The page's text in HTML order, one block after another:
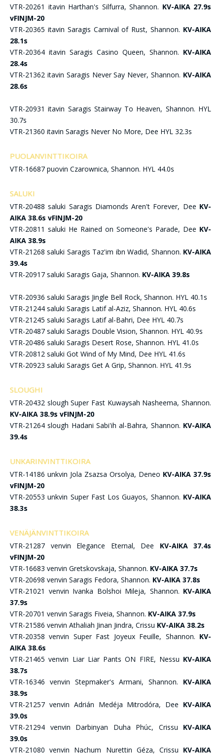
VTR-20261 itavin Harthan's Silfurra, Shannon. KV-AIKA 27.9s
vFINJM-20
VTR-20365 itavin Saragis Carnival of Rust, Shannon. KV-AIKA
28.1s
VTR-20364 itavin Saragis Casino Queen, Shannon. KV-AIKA
28.4s
VTR-21362 itavin Saragis Never Say Never, Shannon. KV-AIKA
28.6s
VTR-20931 itavin Saragis Stairway To Heaven, Shannon. HYL
30.7s
VTR-21360 itavin Saragis Never No More, Dee HYL 32.3s
PUOLANVINTTIKOIRA
VTR-16687 puovin Czarownica, Shannon. HYL 44.0s
SALUKI
VTR-20488 saluki Saragis Diamonds Aren't Forever, Dee KV-
AIKA 38.6s vFINJM-20
VTR-20811 saluki He Rained on Someone's Parade, Dee KV-
AIKA 38.9s
VTR-21268 saluki Saragis Taz'im ibn Wadid, Shannon. KV-AIKA
39.4s
VTR-20917 saluki Saragis Gaja, Shannon. KV-AIKA 39.8s
VTR-20936 saluki Saragis Jingle Bell Rock, Shannon. HYL 40.1s
VTR-21244 saluki Saragis Latif al-Aziz, Shannon. HYL 40.6s
VTR-21245 saluki Saragis Latif al-Bahri, Dee HYL 40.7s
VTR-20487 saluki Saragis Double Vision, Shannon. HYL 40.9s
VTR-20486 saluki Saragis Desert Rose, Shannon. HYL 41.0s
VTR-20812 saluki Got Wind of My Mind, Dee HYL 41.6s
VTR-20923 saluki Saragis Get A Grip, Shannon. HYL 41.9s
SLOUGHI
VTR-20432 slough Super Fast Kuwaysah Nasheema, Shannon.
KV-AIKA 38.9s vFINJM-20
VTR-21264 slough Hadani Sabi'ih al-Bahra, Shannon. KV-AIKA
39.4s
UNKARINVINTTIKOIRA
VTR-14186 unkvin Jola Zsazsa Orsolya, Deneo KV-AIKA 37.9s
vFINJM-20
VTR-20553 unkvin Super Fast Los Guayos, Shannon. KV-AIKA
38.3s
VENÄJÄNVINTTIKOIRA
VTR-21287 venvin Elegance Eternal, Dee KV-AIKA 37.4s
vFINJM-20
VTR-16683 venvin Gretskovskaja, Shannon. KV-AIKA 37.7s
VTR-20698 venvin Saragis Fedora, Shannon. KV-AIKA 37.8s
VTR-21021 venvin Ivanka Bolshoi Mileja, Shannon. KV-AIKA
37.9s
VTR-20701 venvin Saragis Fiveia, Shannon. KV-AIKA 37.9s
VTR-21586 venvin Athaliah Jinan Jindra, Crissu KV-AIKA 38.2s
VTR-20358 venvin Super Fast Joyeux Feuille, Shannon. KV-
AIKA 38.6s
VTR-21465 venvin Liar Liar Pants ON FIRE, Nessu KV-AIKA
38.7s
VTR-16346 venvin Stepmaker's Armani, Shannon. KV-AIKA
38.9s
VTR-21257 venvin Adrián Medéja Mitrodóra, Dee KV-AIKA
39.0s
VTR-21294 venvin Darbinyan Duha Phúc, Crissu KV-AIKA
39.0s
VTR-21080 venvin Nachum Nurettin Géza, Crissu KV-AIKA